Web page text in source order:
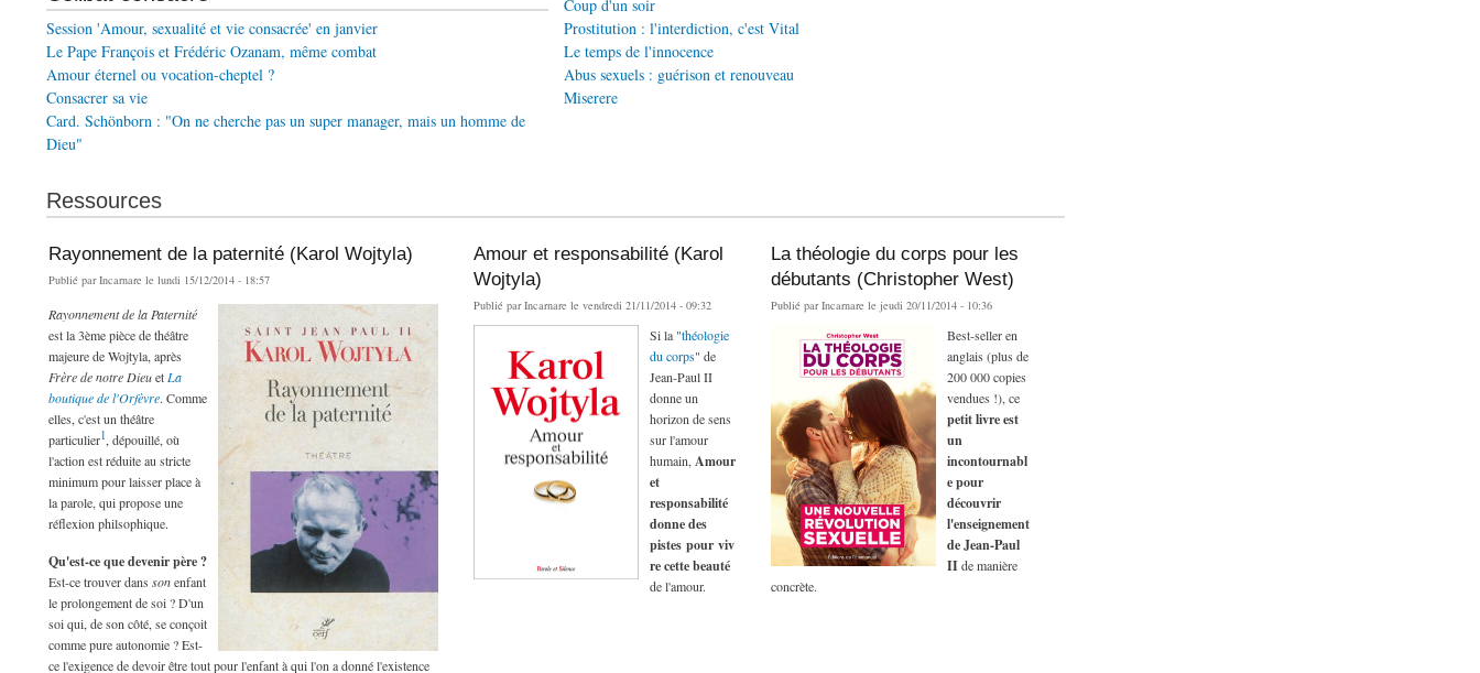
Session 'Amour, sexualité et vie consacrée' en janvier
Le Pape François et Frédéric Ozanam, même combat
Amour éternel ou vocation-cheptel ?
Consacrer sa vie
Card. Schönborn : "On ne cherche pas un super manager, mais un homme de
Dieu"
Coup d'un soir
Prostitution : l'interdiction, c'est Vital
Le temps de l'innocence
Abus sexuels : guérison et renouveau
Miserere
Ressources
Rayonnement de la paternité (Karol Wojtyla)
Publié parIncarnare le lundi 15/12/2014 - 18:57
Rayonnement de la Paternité
est la 3ème pièce de théâtre
majeure de Wojtyla, après
Frère de notre Dieuet La
boutique de l'Orfèvre. Comme
elles, c'est un théâtre
particulier1, dépouillé, où
l'action est réduite au stricte
minimum pour laisser place à
la parole, qui propose une
réflexion philsophique.
Qu'est-ce que devenir père ?
Est-ce trouver dans sonenfant
le prolongement de soi ? D'un
soi qui, de son côté, se conçoit
comme pure autonomie ? Est-
ce l'exigence de devoir être tout pour l'enfant à qui l'on a donné l'existence
Amour et responsabilité (Karol
Wojtyla)
Publié parIncarnare le vendredi 21/11/2014 - 09:32
Si la "théologie
du corps" de
Jean-Paul II
donne un
horizon de sens
sur l'amour
humain, Amour
et
responsabilité
donne des
pistes pour viv
re cette beauté
de l'amour.
La théologie du corps pour les
débutants (Christopher West)
Publié parIncarnare le jeudi 20/11/2014 - 10:36
Best-seller en
anglais (plus de
200 000 copies
vendues !), ce
petit livre est
un
incontournabl
e pour
découvrir
l'enseignement
de Jean-Paul
IIde manière
concrète.